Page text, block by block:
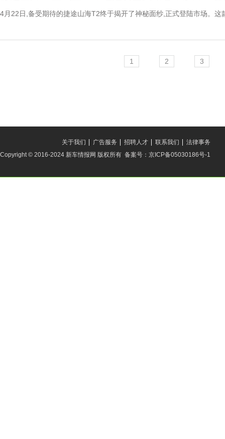
4月22日,备受期待的捷途山海T2终于揭开了神秘面纱,正式登陆市场。这
1 2 3
法律事务
联系我们
招聘人才
广告服务
关于我们
Copyright © 2016-2024 新车情报网 版权所有 备案号：京ICP备05030186号-1